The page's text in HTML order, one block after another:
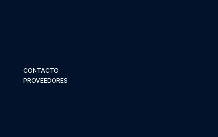
CONTACTO
PROVEEDORES